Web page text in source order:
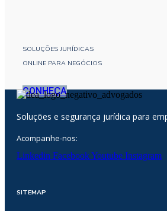
SOLUÇÕES JURÍDICAS
ONLINE PARA NEGÓCIOS
CONHEÇA
Soluções e segurança jurídica para
Acompanhe-nos:
Linkedin FacebookYoutube Instagram
SITEMAP